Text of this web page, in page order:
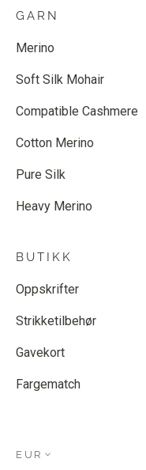
GARN
Merino
Soft Silk Mohair
Compatible Cashmere
Cotton Merino
Pure Silk
Heavy Merino
BUTIKK
Oppskrifter
Strikketilbehør
Gavekort
Fargematch
EUR